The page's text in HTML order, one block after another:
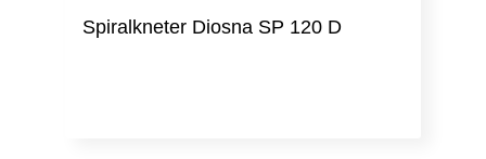
Spiralkneter Diosna SP 120 D